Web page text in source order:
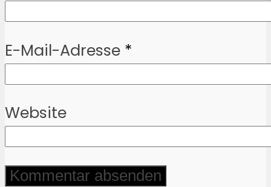
E-Mail-Adresse *
Website